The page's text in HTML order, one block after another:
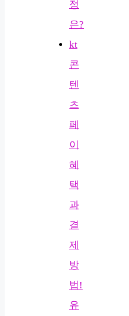
정
은?
kt
콘
텐
츠
페
이
혜
택
과
결
제
방
법!
유